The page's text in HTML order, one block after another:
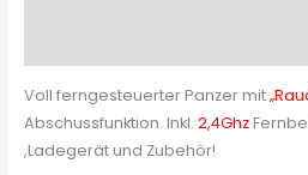
Voll ferngesteuerter Panzer mit
Abschussfunktion. Inkl. 2,4Ghz
,Ladegerät und Zubehör!